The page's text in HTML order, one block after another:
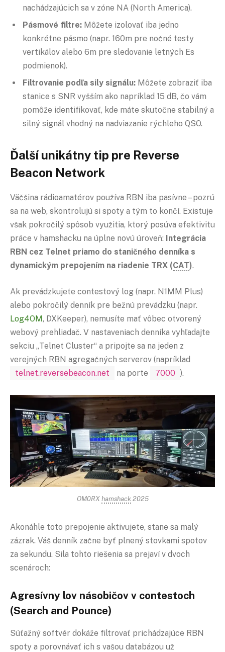
nachádzajúcich sa v zóne NA (North America).
Pásmové filtre: Môžete izolovať iba jedno
konkrétne pásmo (napr. 160m pre nočné testy
vertikálov alebo 6m pre sledovanie letných Es
podmienok).
Filtrovanie podľa sily signálu: Môžete zobraziť iba
stanice s SNR vyšším ako napríklad 15 dB, čo vám
pomôže identifikovať, kde máte skutočne stabilný a
silný signál vhodný na nadviazanie rýchleho QSO.
Ďalší unikátny tip pre Reverse
Beacon Network
Väčšina rádioamatérov používa RBN iba pasívne – pozrú
sa na web, skontrolujú si spoty a tým to končí. Existuje
však pokročilý spôsob využitia, ktorý posúva efektivitu
práce v hamshacku na úplne novú úroveň: Integrácia
RBN cez Telnet priamo do staničného denníka s
dynamickým prepojením na riadenie TRX (CAT).
Ak prevádzkujete contestový log (napr. N1MM Plus)
alebo pokročilý denník pre bežnú prevádzku (napr.
Log4OM, DXKeeper), nemusíte mať vôbec otvorený
webový prehliadač. V nastaveniach denníka vyhľadajte
sekciu „Telnet Cluster“ a pripojte sa na jeden z
verejných RBN agregačných serverov (napríklad
telnet.reversebeacon.net
na porte 7000 ).
OM0RXhamshack2025
Akonáhle toto prepojenie aktivujete, stane sa malý
zázrak. Váš denník začne byť plnený stovkami spotov
za sekundu. Sila tohto riešenia sa prejaví v dvoch
scenároch:
Agresívny lov násobičov v contestoch
(Search and Pounce)
Súťažný softvér dokáže filtrovať prichádzajúce RBN
spoty a porovnávať ich s vašou databázou už